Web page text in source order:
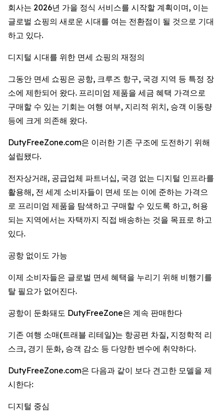
회사는 2026년 가을 정식 서비스를 시작할 계획이며, 이는
글로벌 쇼핑의 새로운 시대를 여는 전환점이 될 것으로 기대
하고 있다.
디지털 시대를 위한 면세 쇼핑의 재정의
그동안 면세 쇼핑은 공항, 크루즈 항구, 국경 지역 등 특정 장
소에 제한되어 왔다. 프리미엄 제품을 세금 혜택 가격으로
구매할 수 있는 기회는 여행 여부, 지리적 위치, 승객 이동량
등에 크게 의존해 왔다.
DutyFreeZone.com은 이러한 기존 구조에 도전하기 위해
설립됐다.
전자상거래, 공급업체 파트너십, 국경 없는 디지털 인프라를
활용해, 전 세계 소비자들이 면세 또는 이에 준하는 가격으
로 프리미엄 제품을 탐색하고 구매할 수 있도록 하고, 허용
되는 지역에서는 자택까지 직접 배송하는 것을 목표로 하고
있다.
공항 없이도 가능
이제 소비자들은 글로벌 면세 혜택을 누리기 위해 비행기를
탈 필요가 없어진다.
공항이 둔화돼도 DutyFreeZone은 계속 판매한다
기존 여행 소매(트래블 리테일)는 항공편 차질, 지정학적 리
스크, 경기 둔화, 승객 감소 등 다양한 변수에 취약하다.
DutyFreeZone.com은 다음과 같이 보다 견고한 모델을 제
시한다:
디지털 중심